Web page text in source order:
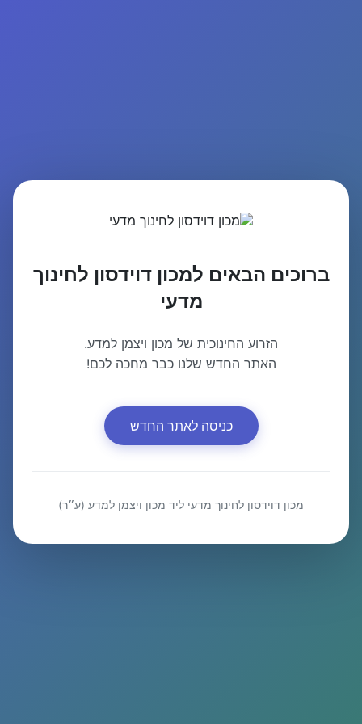
ברוכים הבאים למכון דוידסון לחינוך
מדעי
הזרוע החינוכית של מכון ויצמן למדע.
האתר החדש שלנו כבר מחכה לכם!
כניסה לאתר החדש
מכון דוידסון לחינוך מדעי ליד מכון ויצמן למדע (ע״ר)